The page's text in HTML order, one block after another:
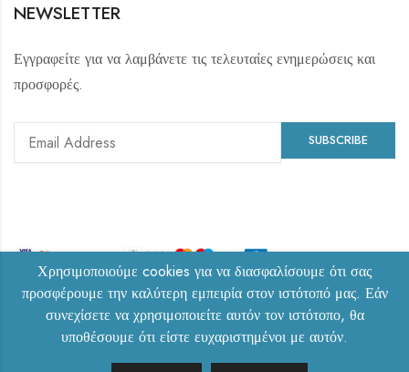
NEWSLETTER
Εγγραφείτε για να λαμβάνετε τις τελευταίες ενημερώσεις και
προσφορές.
© Copyright 2024 – Wear a Diamond. Designed by
0
Χρησιμοποιούμε cookies για να διασφαλίσουμε ότι σας
προσφέρουμε την καλύτερη εμπειρία στον ιστότοπό μας. Εάν
συνεχίσετε να χρησιμοποιείτε αυτόν τον ιστότοπο, θα
υποθέσουμε ότι είστε ευχαριστημένοι με αυτόν.